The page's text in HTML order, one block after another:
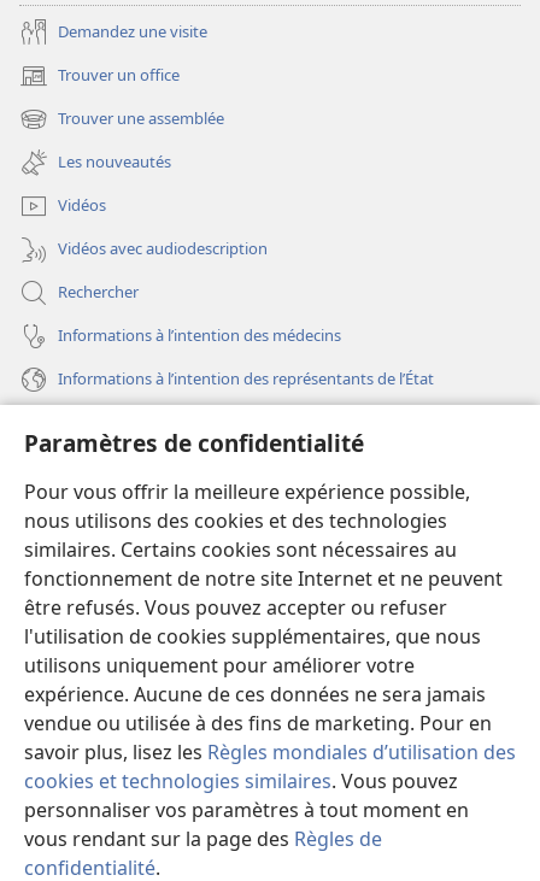
Paramètres de confidentialité
Pour vous offrir la meilleure expérience possible,
nous utilisons des cookies et des technologies
similaires. Certains cookies sont nécessaires au
fonctionnement de notre site Internet et ne peuvent
être refusés. Vous pouvez accepter ou refuser
l'utilisation de cookies supplémentaires, que nous
utilisons uniquement pour améliorer votre
expérience. Aucune de ces données ne sera jamais
vendue ou utilisée à des fins de marketing. Pour en
savoir plus, lisez les Règles mondiales d’utilisation des
cookies et technologies similaires. Vous pouvez
personnaliser vos paramètres à tout moment en
vous rendant sur la page des Règles de
confidentialité.
Demandez une visite
Trouver un office
(ouvre
une
nouvelle
fenêtre)
Trouver une assemblée
(ouvre
une
nouvelle
fenêtre)
Les nouveautés
Vidéos
Vidéos avec audiodescription
Rechercher
Informations à l’intention des médecins
Informations à l’intention des représentants de l’État
(ouvre
une
nouvelle
fenêtre)
Bibliothèque en ligne
(ouvre
une
nouvelle
fenêtre)
JW Hub®
(ouvre
une
nouvelle
fenêtre)
JW Library
Watchtower Library
Copyright© 2026 Watch Tower Bible and Tract Society of Pennsylvania.
CONDITIONS D’UTILISATION